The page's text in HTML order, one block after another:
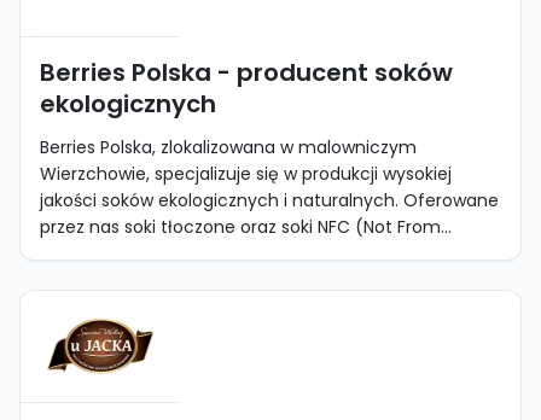
Berries Polska - producent soków
ekologicznych
Berries Polska, zlokalizowana w malowniczym
Wierzchowie, specjalizuje się w produkcji wysokiej
jakości soków ekologicznych i naturalnych. Oferowane
przez nas soki tłoczone oraz soki NFC (Not From...